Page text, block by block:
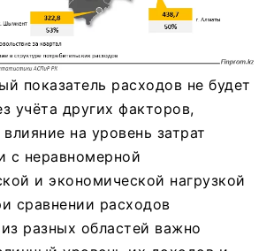
показатель расходов не будет
учёта других факторов,
на уровень затрат
с неравномерной
и экономической нагрузкой
сравнении расходов
разных областей важно